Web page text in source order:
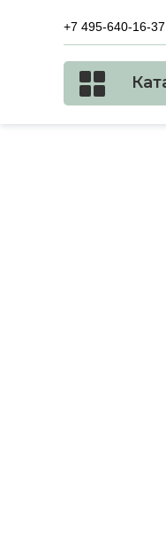
+7 495-640-16-37